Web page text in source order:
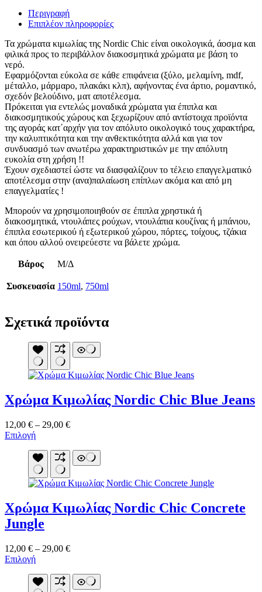
Περιγραφή
Επιπλέον πληροφορίες
Τα χρώματα κιμωλίας της Nordic Chic είναι οικολογικά, άοσμα και
φιλικά προς το περιβάλλον διακοσμητικά χρώματα με βάση το
νερό.
Εφαρμόζονται εύκολα σε κάθε επιφάνεια (ξύλο, μελαμίνη, mdf,
μέταλλο, μάρμαρο, πλακάκι κλπ), αφήνοντας ένα άρτιο, ρομαντικό,
σχεδόν βελούδινο, ματ αποτέλεσμα.
Πρόκειται για εντελώς μοναδικά χρώματα για έπιπλα και
διακοσμητικούς χώρους και ξεχωρίζουν από αντίστοιχα προϊόντα
της αγοράς κατ΄αρχήν για τον απόλυτο οικολογικό τους χαρακτήρα,
την καλυπτικότητα και την ανθεκτικότητα αλλά και για τον
συνδυασμό των ανωτέρω χαρακτηριστικών με την απόλυτη
ευκολία στη χρήση !!
Έχουν σχεδιαστεί ώστε να διασφαλίζουν το τέλειο επαγγελματικό
αποτέλεσμα στην (ανα)παλαίωση επίπλων ακόμα και από μη
επαγγελματίες !
Μπορούν να χρησιμοποιηθούν σε έπιπλα χρηστικά ή
διακοσμητικά, ντουλάπες ρούχων, ντουλάπια κουζίνας ή μπάνιου,
έπιπλα εσωτερικού ή εξωτερικού χώρου, πόρτες, τοίχους, τζάκια
και όπου αλλού ονειρεύεστε να βάλετε χρώμα.
Βάρος Μ/Δ
Συσκευασία 150ml, 750ml
Σχετικά προϊόντα
Χρώμα Κιμωλίας Nordic Chic Blue Jeans
12,00 € – 29,00 €Price
through
29,00 €
ΕπιλογήΑυτό
προϊόν
έχει
πολλαπλές
παραλλαγές.
επιλογές
μπορούν
να
στη
σελίδα
προϊόντος
Χρώμα Κιμωλίας Nordic Chic Concrete
Jungle
12,00 € – 29,00 €Price
through
29,00 €
ΕπιλογήΑυτό
προϊόν
έχει